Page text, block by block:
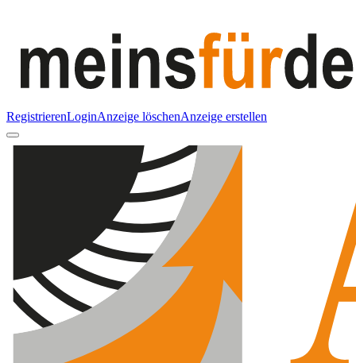
RegistrierenLoginAnzeige löschenAnzeige erstellen